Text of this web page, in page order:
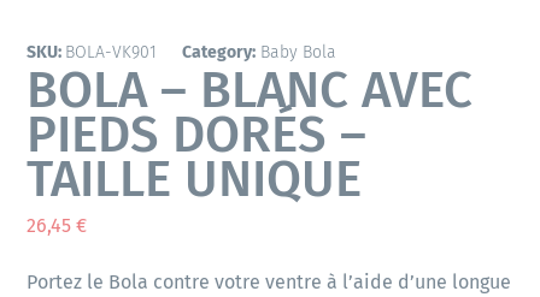
SKU: BOLA-VK901 Category: Baby Bola
BOLA – BLANC AVEC
PIEDS DORÉS –
TAILLE UNIQUE
26,45€
Portez le Bola contre votre ventre à l’aide d’une longue